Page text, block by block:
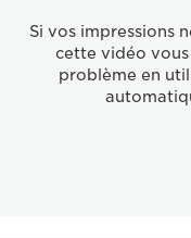
Si vos impressions
cette vidéo
problème en